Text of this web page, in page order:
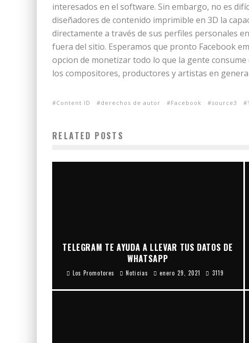
interesados ​​en el software. Sin embargo, no es
diseñadores de contenido imprimible en 3D la
directamente a través de sus perfiles personales
fuera del sitio. Esperamos que pronto Facebook
opcion de monetizar todo lo que la gente
los compositores, productores y artistas en
Content ID derechos de autor Facebook source3
RELATED POSTS
TELEGRAM TE AYUDA A LLEVAR TUS DATOS DE
WHATSAPP
Los Promotores Noticias enero 29, 2021 3119